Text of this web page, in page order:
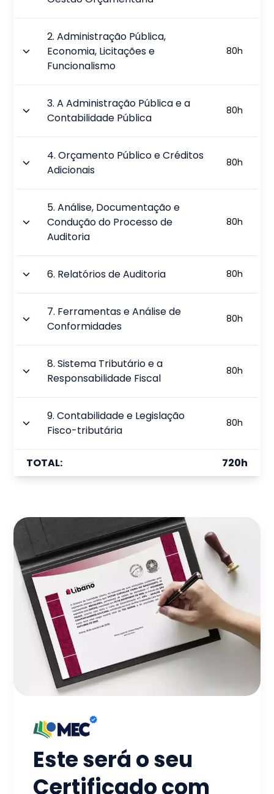
2.Administração Pública,
Economia, Licitações e
Funcionalismo
80h
3.A Administração Pública e a
Contabilidade Pública
80h
4.Orçamento Público e Créditos
Adicionais
80h
5.Análise, Documentação e
Condução do Processo de
Auditoria
80h
6. Relatórios de Auditoria 80h
7. Ferramentas e Análise de
Conformidades
80h
8.Sistema Tributário e a
Responsabilidade Fiscal
80h
9.Contabilidade e Legislação
Fisco-tributária
80h
TOTAL: 720h
Este será o seu
Certificado com